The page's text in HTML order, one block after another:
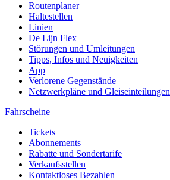
Routenplaner
Haltestellen
Linien
De Lijn Flex
Störungen und Umleitungen
Tipps, Infos und Neuigkeiten
App
Verlorene Gegenstände
Netzwerkpläne und Gleiseinteilungen
Fahrscheine
Tickets
Abonnements
Rabatte und Sondertarife
Verkaufsstellen
Kontaktloses Bezahlen